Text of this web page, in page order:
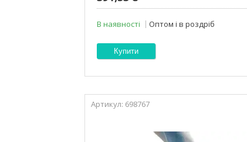
В наявності Оптом і в роздріб
Купити
698767